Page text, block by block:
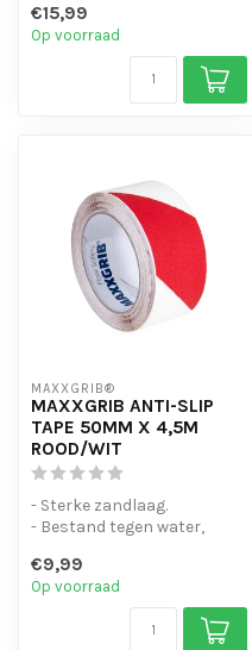
- Is eenvo...
€15,99
Op voorraad
MAXXGRIB®
MAXXGRIB ANTI-SLIP
TAPE 50MM X 4,5M
ROOD/WIT
- Sterke zandlaag.
- Bestand tegen water,
- Is eenvo...
€9,99
Op voorraad